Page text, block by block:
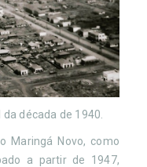
década de 1940.
Maringá Novo, como
a partir de 1947,